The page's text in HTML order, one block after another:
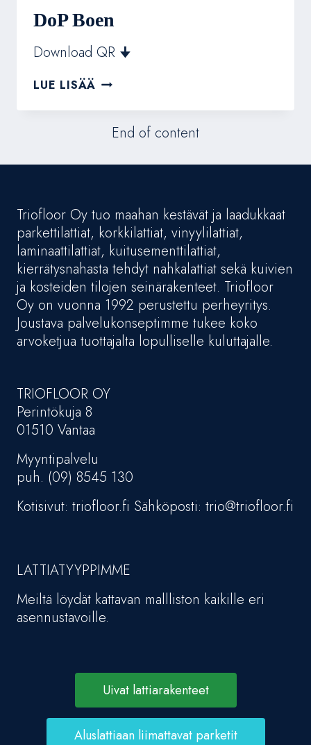
DoP Boen
Download QR 🠋
LUE LISÄÄ DOP
End of content
Triofloor Oy tuo maahan kestävät ja laadukkaat
parkettilattiat, korkkilattiat, vinyylilattiat,
laminaattilattiat, kuitusementtilattiat,
kierrätysnahasta tehdyt nahkalattiat sekä kuivien
ja kosteiden tilojen seinärakenteet. Triofloor
Oy on vuonna 1992 perustettu perheyritys.
Joustava palvelukonseptimme tukee koko
arvoketjua tuottajalta lopulliselle kuluttajalle.
TRIOFLOOR OY
Perintökuja 8
01510 Vantaa
Myyntipalvelu
puh. (09) 8545 130
Kotisivut: triofloor.fi Sähköposti: trio@triofloor.fi
LATTIATYYPPIMME
Meiltä löydät kattavan mallliston kaikille eri
asennustavoille.
Uivat lattiarakenteet
Aluslattiaan liimattavat parketit